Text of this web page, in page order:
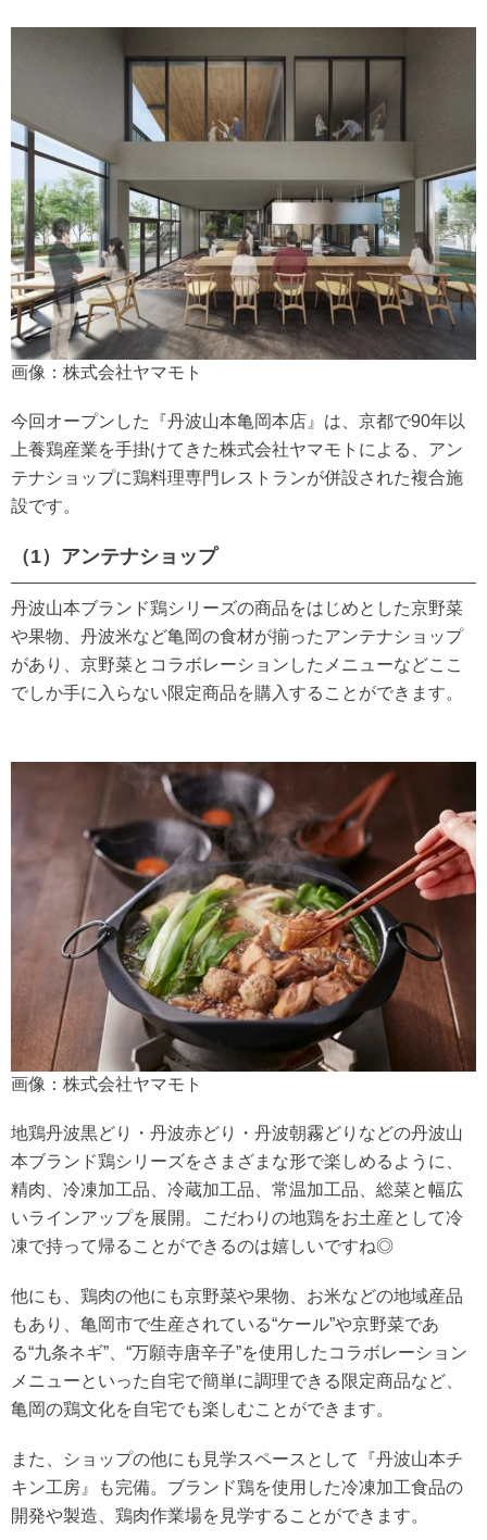
画像：株式会社ヤマモト
今回オープンした『丹波山本亀岡本店』は、京都で90年以
上養鶏産業を手掛けてきた株式会社ヤマモトによる、アン
テナショップに鶏料理専門レストランが併設された複合施
設です。
（1）アンテナショップ
丹波山本ブランド鶏シリーズの商品をはじめとした京野菜
や果物、丹波米など亀岡の食材が揃ったアンテナショップ
があり、京野菜とコラボレーションしたメニューなどここ
でしか手に入らない限定商品を購入することができます。
画像：株式会社ヤマモト
地鶏丹波黒どり・丹波赤どり・丹波朝霧どりなどの丹波山
本ブランド鶏シリーズをさまざまな形で楽しめるように、
精肉、冷凍加工品、冷蔵加工品、常温加工品、総菜と幅広
いラインアップを展開。こだわりの地鶏をお土産として冷
凍で持って帰ることができるのは嬉しいですね◎
他にも、鶏肉の他にも京野菜や果物、お米などの地域産品
もあり、亀岡市で生産されている“ケール”や京野菜であ
る“九条ネギ”、“万願寺唐辛子”を使用したコラボレーション
メニューといった自宅で簡単に調理できる限定商品など、
亀岡の鶏文化を自宅でも楽しむことができます。
また、ショップの他にも見学スペースとして『丹波山本チ
キン工房』も完備。ブランド鶏を使用した冷凍加工食品の
開発や製造、鶏肉作業場を見学することができます。